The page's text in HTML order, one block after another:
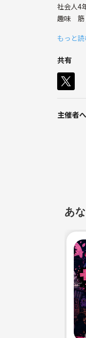
社会人4
趣味 筋
一緒に楽
欲しいか
友達、恋
いると
一緒に見
人見知
全力で
がんば
気にな
送って
もっと
共有
主催者
あ